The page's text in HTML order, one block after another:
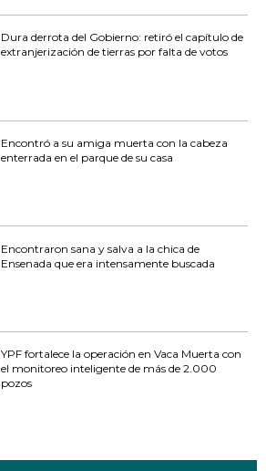
Dura derrota del Gobierno: retiró el capítulo de
extranjerización de tierras por falta de votos
Encontró a su amiga muerta con la cabeza
enterrada en el parque de su casa
Encontraron sana y salva a la chica de
Ensenada que era intensamente buscada
YPF fortalece la operación en Vaca Muerta con
el monitoreo inteligente de más de 2.000
pozos